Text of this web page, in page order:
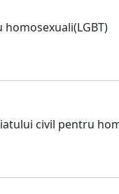
civil pentru